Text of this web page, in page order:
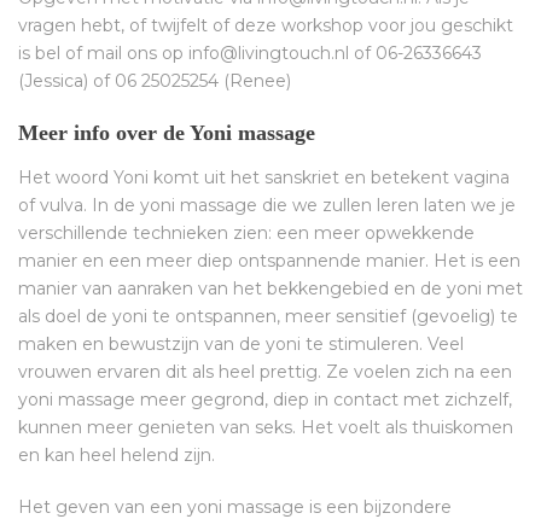
vragen hebt, of twijfelt of deze workshop voor jou geschikt
is bel of mail ons op info@livingtouch.nl of 06-26336643
(Jessica) of 06 25025254 (Renee)
Meer info over de Yoni massage
Het woord Yoni komt uit het sanskriet en betekent vagina
of vulva. In de yoni massage die we zullen leren laten we je
verschillende technieken zien: een meer opwekkende
manier en een meer diep ontspannende manier. Het is een
manier van aanraken van het bekkengebied en de yoni met
als doel de yoni te ontspannen, meer sensitief (gevoelig) te
maken en bewustzijn van de yoni te stimuleren. Veel
vrouwen ervaren dit als heel prettig. Ze voelen zich na een
yoni massage meer gegrond, diep in contact met zichzelf,
kunnen meer genieten van seks. Het voelt als thuiskomen
en kan heel helend zijn.
Het geven van een yoni massage is een bijzondere